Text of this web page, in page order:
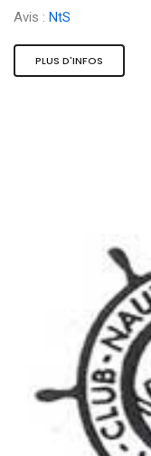
Avis : NtS
PLUS D'INFOS